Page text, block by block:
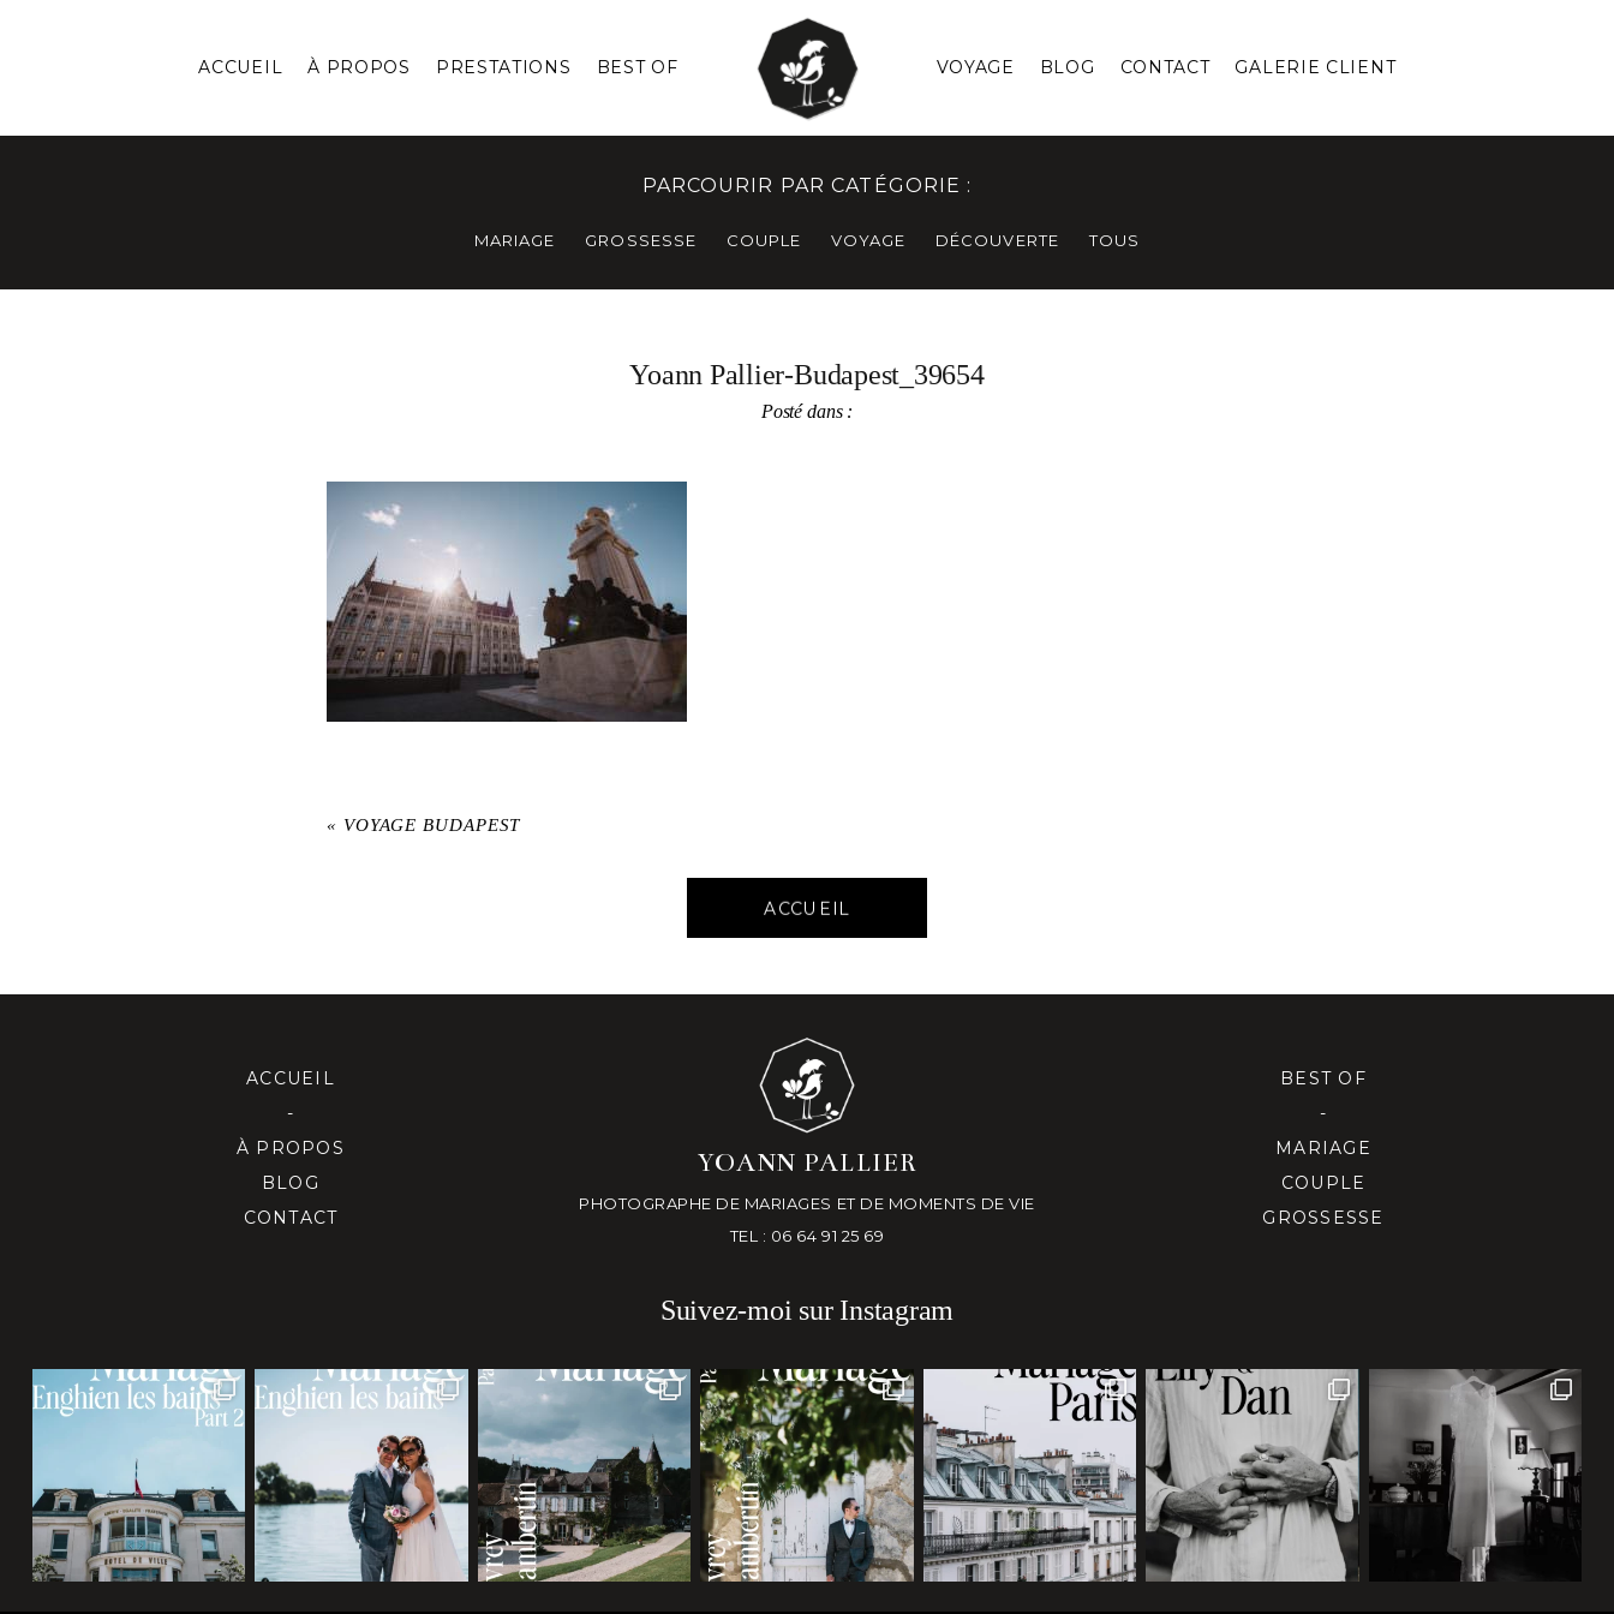
ACCUEIL À PROPOS PRESTATIONS BEST OF VOYAGE BLOG CONTACT GALERIE CLIENT
PARCOURIR PAR CATÉGORIE :
MARIAGE GROSSESSE COUPLE VOYAGE DÉCOUVERTE TOUS
Yoann Pallier-Budapest_39654
Posté dans :
« VOYAGE BUDAPEST
ACCUEIL
ACCUEIL
-
À PROPOS
BLOG
CONTACT
YOANN PALLIER
PHOTOGRAPHE DE MARIAGES ET DE MOMENTS DE VIE
TEL : 06 64 91 25 69
BEST OF
-
MARIAGE
COUPLE
GROSSESSE
Suivez-moi sur Instagram